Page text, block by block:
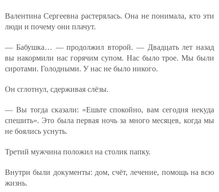
Валентина Сергеевна растерялась. Она не понимала, кто эти
люди и почему они плачут.
— Бабушка… — продолжил второй. — Двадцать лет назад
вы накормили нас горячим супом. Нас было трое. Мы были
сиротами. Голодными. У нас не было никого.
Он сглотнул, сдерживая слёзы.
— Вы тогда сказали: «Ешьте спокойно, вам сегодня некуда
спешить». Это была первая ночь за много месяцев, когда мы
не боялись уснуть.
Третий мужчина положил на столик папку.
Внутри были документы: дом, счёт, лечение, помощь на всю
жизнь.